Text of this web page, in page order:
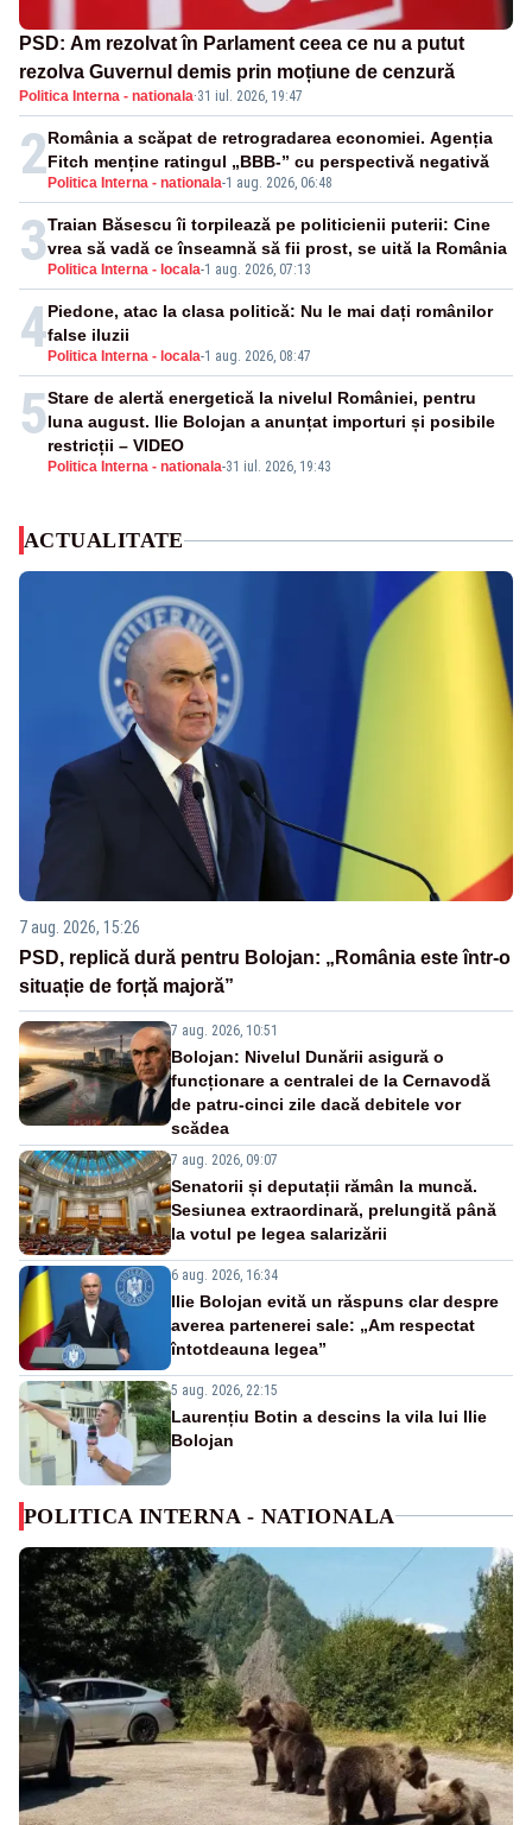
PSD: Am rezolvat în Parlament ceea ce nu a putut
rezolva Guvernul demis prin moțiune de cenzură
Politica Interna - nationala·31 iul. 2026, 19:47
2 Politica Interna - nationala-1 aug. 2026, 06:48
România a scăpat de retrogradarea economiei. Agenția
Fitch menține ratingul „BBB-” cu perspectivă negativă
3 Politica Interna - locala-1 aug. 2026, 07:13
Traian Băsescu îi torpilează pe politicienii puterii: Cine
vrea să vadă ce înseamnă să fii prost, se uită la România
4 Politica Interna - locala-1 aug. 2026, 08:47
Piedone, atac la clasa politică: Nu le mai dați românilor
false iluzii
5
Politica Interna - nationala-31 iul. 2026, 19:43
Stare de alertă energetică la nivelul României, pentru
luna august. Ilie Bolojan a anunțat importuri și posibile
restricții – VIDEO
ACTUALITATE
7 aug. 2026, 15:26
PSD, replică dură pentru Bolojan: „România este într-o
situație de forță majoră”
7 aug. 2026, 10:51
Bolojan: Nivelul Dunării asigură o
funcționare a centralei de la Cernavodă
de patru-cinci zile dacă debitele vor
scădea
7 aug. 2026, 09:07
Senatorii și deputații rămân la muncă.
Sesiunea extraordinară, prelungită până
la votul pe legea salarizării
6 aug. 2026, 16:34
Ilie Bolojan evită un răspuns clar despre
averea partenerei sale: „Am respectat
întotdeauna legea”
5 aug. 2026, 22:15
Laurențiu Botin a descins la vila lui Ilie
Bolojan
POLITICA INTERNA - NATIONALA